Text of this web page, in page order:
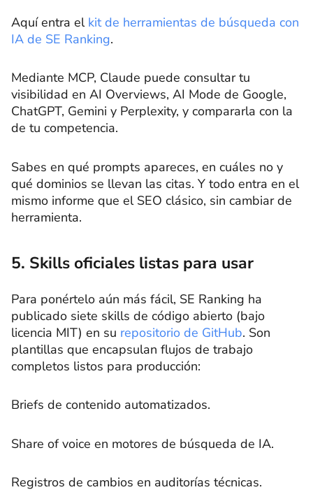
Aquí entra el kit de herramientas de búsqueda con
IA de SE Ranking.
Mediante MCP, Claude puede consultar tu
visibilidad en AI Overviews, AI Mode de Google,
ChatGPT, Gemini y Perplexity, y compararla con la
de tu competencia.
Sabes en qué prompts apareces, en cuáles no y
qué dominios se llevan las citas. Y todo entra en el
mismo informe que el SEO clásico, sin cambiar de
herramienta.
5. Skills oficiales listas para usar
Para ponértelo aún más fácil, SE Ranking ha
publicado siete skills de código abierto (bajo
licencia MIT) en su repositorio de GitHub. Son
plantillas que encapsulan flujos de trabajo
completos listos para producción:
Briefs de contenido automatizados.
Share of voice en motores de búsqueda de IA.
Registros de cambios en auditorías técnicas.